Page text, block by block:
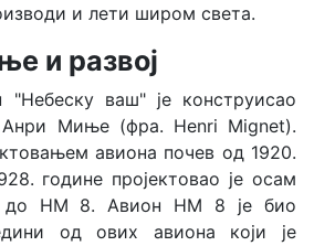
и лети широм света.
и развој
"Небеску ваш" је конструисао
Анри Миње (фра. Henri Mignet).
авиона почев од 1920.
године пројектовао је осам
HM 8. Авион HM 8 је био
од ових авиона који је